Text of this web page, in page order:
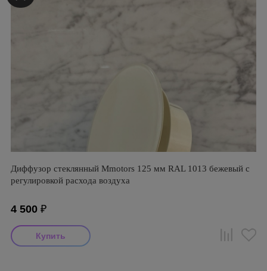
Диффузор стеклянный Mmotors 125 мм RAL 1013 бежевый с
регулировкой расхода воздуха
4 500 ₽